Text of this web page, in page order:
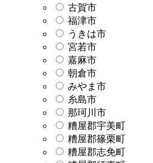
古賀市
福津市
うきは市
宮若市
嘉麻市
朝倉市
みやま市
糸島市
那珂川市
糟屋郡宇美町
糟屋郡篠栗町
糟屋郡志免町